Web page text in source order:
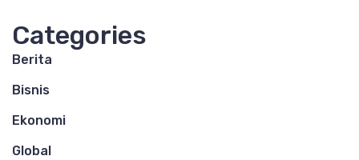
Categories
Berita
Bisnis
Ekonomi
Global